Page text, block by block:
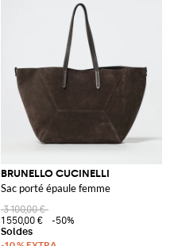
BRUNELLO CUCINELLI
Sac porté épaule femme
3 100,00 €
1 550,00 €
-50%